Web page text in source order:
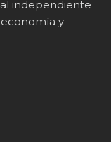
independiente
y